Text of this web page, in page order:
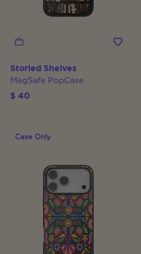
Storied Shelves
MagSafe PopCase
$ 40
Case Only